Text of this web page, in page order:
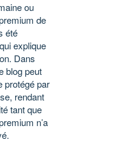
ou
de
été
explique
Dans
blog peut
protégé par
rendant
tant que
n’a